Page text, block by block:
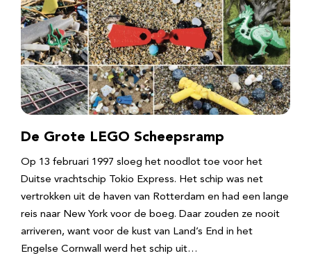
De Grote LEGO Scheepsramp
Op 13 februari 1997 sloeg het noodlot toe voor het
Duitse vrachtschip Tokio Express. Het schip was net
vertrokken uit de haven van Rotterdam en had een lange
reis naar New York voor de boeg. Daar zouden ze nooit
arriveren, want voor de kust van Land’s End in het
Engelse Cornwall werd het schip uit…